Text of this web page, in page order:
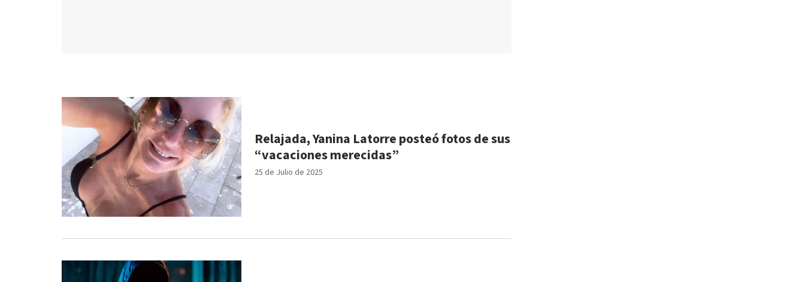
25 de Julio de 2025
Relajada, Yanina Latorre posteó fotos de sus
“vacaciones merecidas”